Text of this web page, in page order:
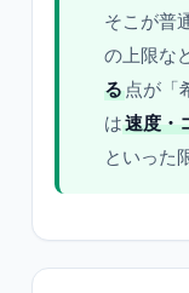
そこが普
の上限な
る 点が「
は速度・
といった